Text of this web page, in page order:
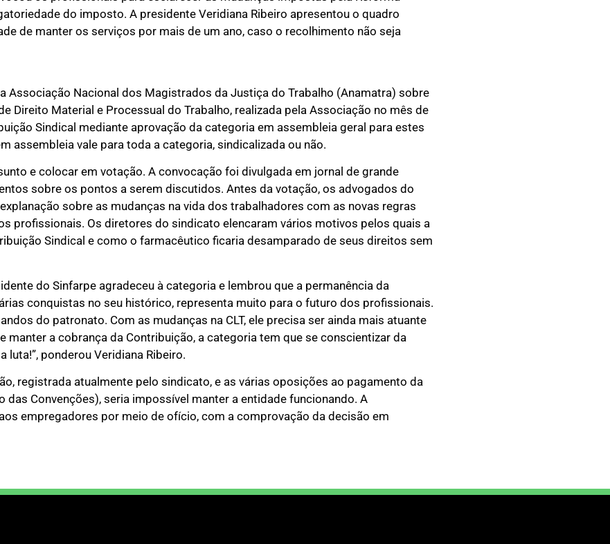
do imposto. A presidente Veridiana Ribeiro apresentou o quadro
de manter os serviços por mais de um ano, caso o recolhimento não seja
Associação Nacional dos Magistrados da Justiça do Trabalho (Anamatra) sobre
Direito Material e Processual do Trabalho, realizada pela Associação no mês de
Sindical mediante aprovação da categoria em assembleia geral para estes
assembleia vale para toda a categoria, sindicalizada ou não.
e colocar em votação. A convocação foi divulgada em jornal de grande
sobre os pontos a serem discutidos. Antes da votação, os advogados do
sobre as mudanças na vida dos trabalhadores com as novas regras
profissionais. Os diretores do sindicato elencaram vários motivos pelos quais a
Sindical e como o farmacêutico ficaria desamparado de seus direitos sem
do Sinfarpe agradeceu à categoria e lembrou que a permanência da
conquistas no seu histórico, representa muito para o futuro dos profissionais.
do patronato. Com as mudanças na CLT, ele precisa ser ainda mais atuante
manter a cobrança da Contribuição, a categoria tem que se conscientizar da
ponderou Veridiana Ribeiro.
registrada atualmente pelo sindicato, e as várias oposições ao pagamento da
Convenções), seria impossível manter a entidade funcionando. A
empregadores por meio de ofício, com a comprovação da decisão em